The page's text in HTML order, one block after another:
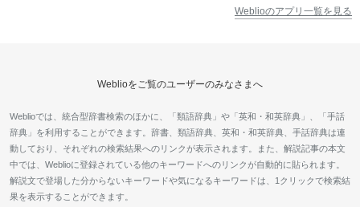
Weblioのアプリ一覧を見る
Weblioをご覧のユーザーのみなさまへ
Weblioでは、統合型辞書検索のほかに、「類語辞典」や「英和・和英辞典」、「手話
辞典」を利用することができます。辞書、類語辞典、英和・和英辞典、手話辞典は連
動しており、それぞれの検索結果へのリンクが表示されます。また、解説記事の本文
中では、Weblioに登録されている他のキーワードへのリンクが自動的に貼られます。
解説文で登場した分からないキーワードや気になるキーワードは、1クリックで検索結
果を表示することができます。